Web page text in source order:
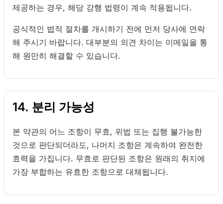
제공하는 경우, 해당 강행 법령이 계속 적용됩니다.
공식적인 법적 절차를 개시하기 전에 먼저 당사에 연락
해 주시기 바랍니다. 대부분의 의견 차이는 이메일을 통
해 원만히 해결할 수 있습니다.
14. 분리 가능성
본 약관의 어느 조항이 무효, 위법 또는 집행 불가능한
것으로 판단되더라도, 나머지 조항은 계속하여 완전한
효력을 가집니다. 무효로 판단된 조항은 원래의 취지에
가장 부합하는 유효한 조항으로 대체됩니다.